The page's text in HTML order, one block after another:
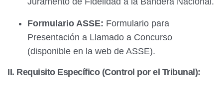
Formulario ASSE: Formulario para
Presentación a Llamado a Concurso
(disponible en la web de ASSE).
II. Requisito Específico (Control por el Tribunal):